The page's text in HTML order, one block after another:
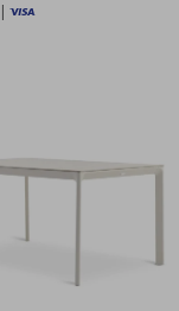
|